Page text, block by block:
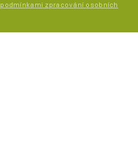
podmínkami zpracování osobních